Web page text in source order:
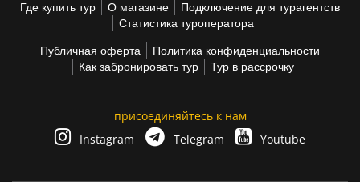
Где купить тур О магазине
Подключение для турагентств
Статистика туроператора
Публичная оферта
Политика конфиденциальности
Как забронировать тур
Тур в рассрочку
присоединяйтесь к нам
Instagram
Telegram Youtube